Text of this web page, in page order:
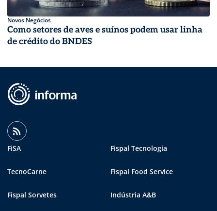
Novos Negócios
Como setores de aves e suínos podem usar linha
de crédito do BNDES
FiSA Fispal Tecnologia
TecnoCarne Fispal Food Service
Fispal Sorvetes Indústria A&B